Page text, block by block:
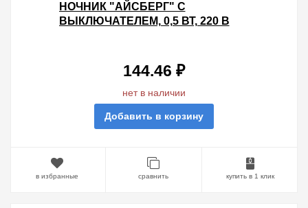
НОЧНИК "АЙСБЕРГ" С
ВЫКЛЮЧАТЕЛЕМ, 0,5 ВТ, 220 В
144.46 ₽
нет в наличии
Добавить в корзину
в избранные сравнить купить в 1 клик